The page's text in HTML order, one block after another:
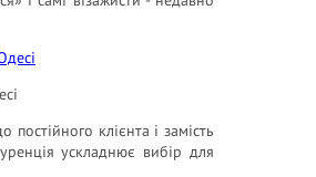
клієнта і замість
ускладнює вибір для